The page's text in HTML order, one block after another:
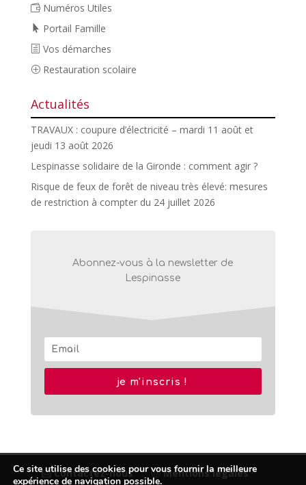
Numéros Utiles
Portail Famille
Vos démarches
Restauration scolaire
Actualités
TRAVAUX : coupure d’électricité – mardi 11 août et
jeudi 13 août 2026
Lespinasse solidaire de la Gironde : comment agir ?
Risque de feux de forêt de niveau très élevé: mesures
de restriction à compter du 24 juillet 2026
Abonnez-vous à la newsletter de
Lespinasse
je m'inscris !
Contactez-nous
Mentions légales
Ce site utilise des cookies pour vous fournir la meilleure
expérience de navigation possible.